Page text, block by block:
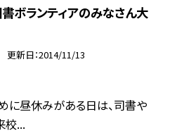
ボランティアのみなさん大
更新日 2014/11/13
に昼休みがある日は、司書や
校...